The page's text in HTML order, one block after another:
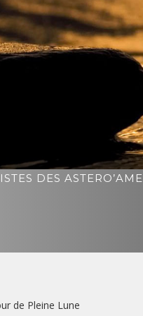
DES ASTERO’AME
de Pleine Lune